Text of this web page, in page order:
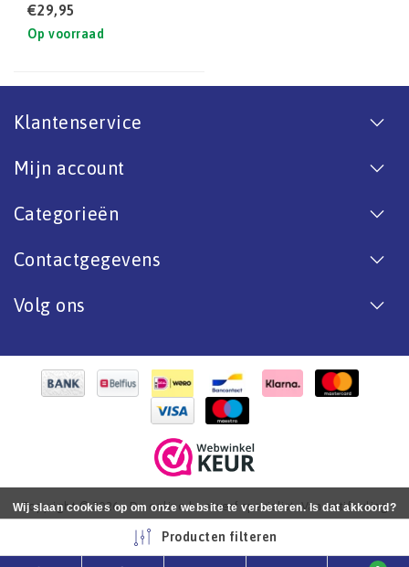
€29,95
Op voorraad
Klantenservice
Mijn account
Categorieën
Contactgegevens
Volg ons
Copyright © 2026 - De online bootverf specialist. Van antifouling
tot aflak. - All rights reserved - RealizationInStijl Media
Producten filteren
Wij slaan cookies op om onze website te verbeteren. Is dat akkoord?
Nee Meer over cookies »